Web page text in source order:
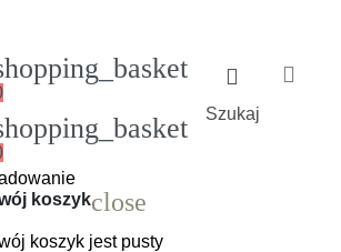
Szukaj
koszykclose
koszyk jest pusty